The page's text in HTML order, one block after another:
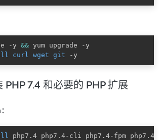
-y &&
curl wget git -y
PHP 7.4 和必要的 PHP 扩展
php7.4 php7.4-cli php7.4-fpm